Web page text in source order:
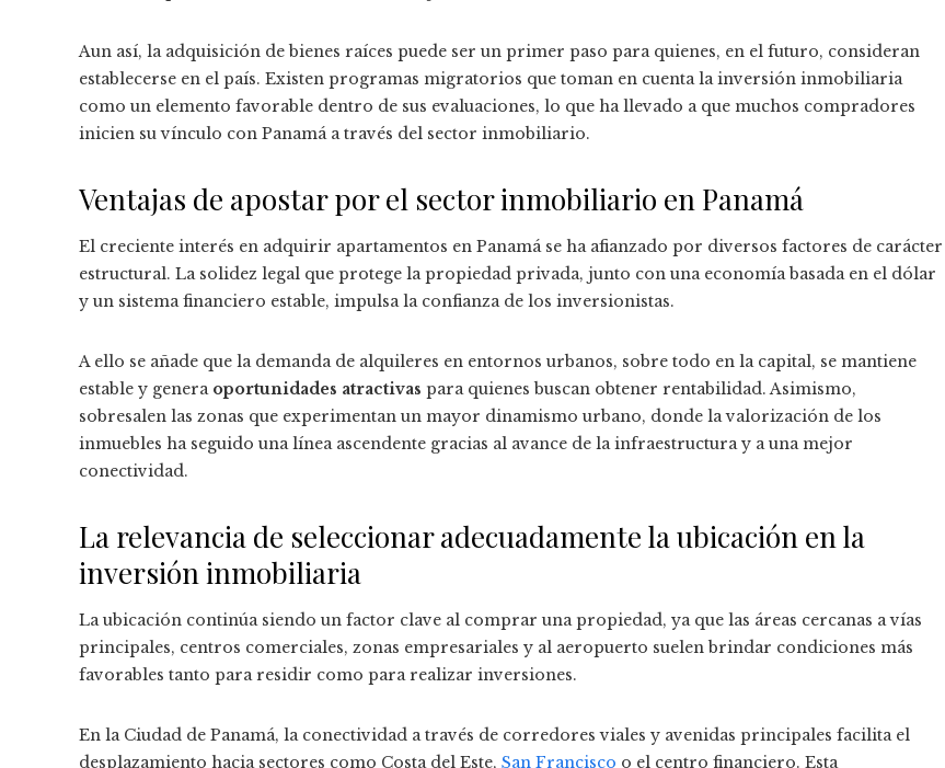
Aun así, la adquisición de bienes raíces puede ser un primer paso para quienes, en el futuro, consideran
establecerse en el país. Existen programas migratorios que toman en cuenta la inversión inmobiliaria
como un elemento favorable dentro de sus evaluaciones, lo que ha llevado a que muchos compradores
inicien su vínculo con Panamá a través del sector inmobiliario.
Ventajas de apostar por el sector inmobiliario en Panamá
El creciente interés en adquirir apartamentos en Panamá se ha afianzado por diversos factores de carácter
estructural. La solidez legal que protege la propiedad privada, junto con una economía basada en el dólar
y un sistema financiero estable, impulsa la confianza de los inversionistas.
A ello se añade que la demanda de alquileres en entornos urbanos, sobre todo en la capital, se mantiene
estable y genera oportunidades atractivas para quienes buscan obtener rentabilidad. Asimismo,
sobresalen las zonas que experimentan un mayor dinamismo urbano, donde la valorización de los
inmuebles ha seguido una línea ascendente gracias al avance de la infraestructura y a una mejor
conectividad.
La relevancia de seleccionar adecuadamente la ubicación en la
inversión inmobiliaria
La ubicación continúa siendo un factor clave al comprar una propiedad, ya que las áreas cercanas a vías
principales, centros comerciales, zonas empresariales y al aeropuerto suelen brindar condiciones más
favorables tanto para residir como para realizar inversiones.
En la Ciudad de Panamá, la conectividad a través de corredores viales y avenidas principales facilita el
desplazamiento hacia sectores como Costa del Este, San Francisco o el centro financiero. Esta